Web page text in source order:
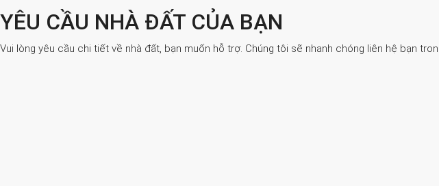
YÊU CẦU NHÀ ĐẤT CỦA BẠN
Vui lòng yêu cầu chi tiết về nhà đất, bạn muốn hỗ trợ. Chúng tôi sẽ nhanh chóng liên hệ bạn